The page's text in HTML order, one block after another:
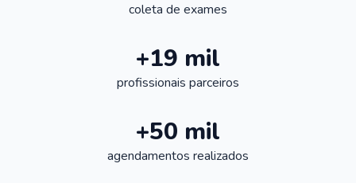
coleta de exames
+19 mil
profissionais parceiros
+50 mil
agendamentos realizados